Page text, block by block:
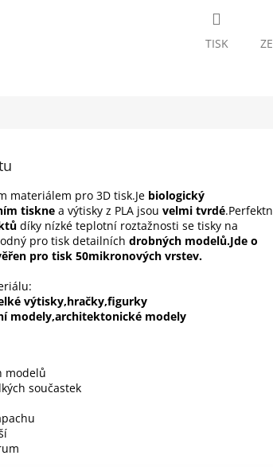
TISK
materiálem pro 3D tisk.Je biologický
tiskne a výtisky z PLA jsou velmi tvrdé
díky nízké teplotní roztažnosti se tisky na
pro tisk detailních drobných modelů.Jde o
pro tisk 50mikronových vrstev.
výtisky,hračky,figurky
modely,architektonické modely
tisk
modelů
tis velkých součastek